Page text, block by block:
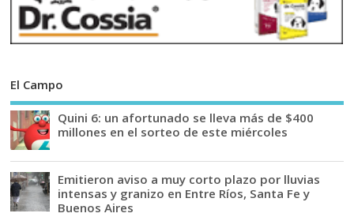
El Campo
Quini 6: un afortunado se lleva más de $400
millones en el sorteo de este miércoles
Emitieron aviso a muy corto plazo por lluvias
intensas y granizo en Entre Ríos, Santa Fe y
Buenos Aires